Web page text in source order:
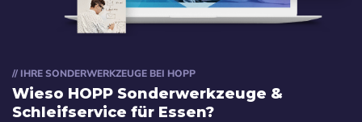
// IHRE SONDERWERKZEUGE BEI HOPP
Wieso HOPP Sonderwerkzeuge &
Schleifservice für Essen?